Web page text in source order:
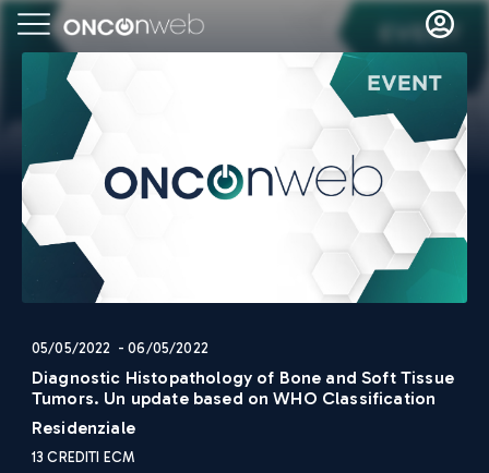
05/05/2022 - 06/05/2022
Diagnostic Histopathology of Bone and Soft Tissue
Tumors. Un update based on WHO Classification
Residenziale
13CREDITI ECM